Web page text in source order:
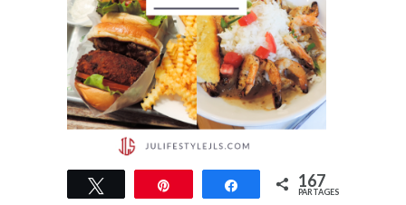
Tweetez Partagez167
PARTAGES